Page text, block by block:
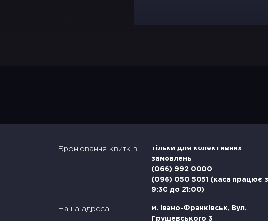
Бронювання квитків:
тільки для колективних
замовлень
(066) 992 0000
(096) 050 5051 (каса працює з
9:30 до 21:00)
Наша адреса:
м. Івано-Франківськ, Вул.
Грушевського 3